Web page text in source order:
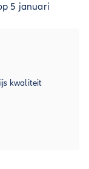
5 januari
kwaliteit